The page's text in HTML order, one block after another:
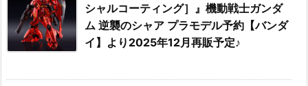
シャルコーティング］』機動戦士ガンダ
ム 逆襲のシャア プラモデル予約【バンダ
イ】より2025年12月再販予定♪